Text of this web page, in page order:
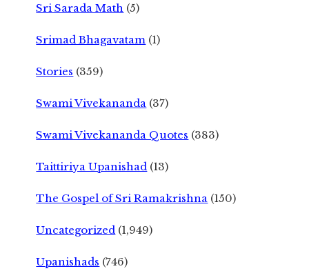
Sri Sarada Math (5)
Srimad Bhagavatam (1)
Stories (359)
Swami Vivekananda (37)
Swami Vivekananda Quotes (383)
Taittiriya Upanishad (13)
The Gospel of Sri Ramakrishna (150)
Uncategorized (1,949)
Upanishads (746)